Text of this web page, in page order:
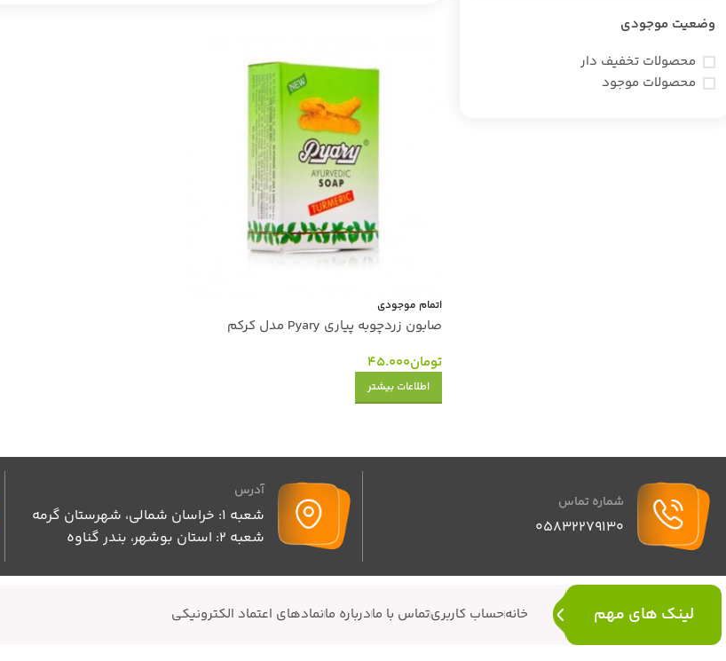
وضعیت موجودی
محصولات تخفیف دار
محصولات موجود
اتمام موجودی
صابون زردچوبه پیاری Pyary مدل کرکم
تومان45.000
اطلاعات بیشتر
شماره تماس
05832279130
آدرس
شعبه 1: خراسان شمالی، شهرستان گرمه
شعبه 2: استان بوشهر، بندر گناوه
لینک های مهم خانهحساب کاربریتماس با مادرباره مانمادهای اعتماد الکترونیکی